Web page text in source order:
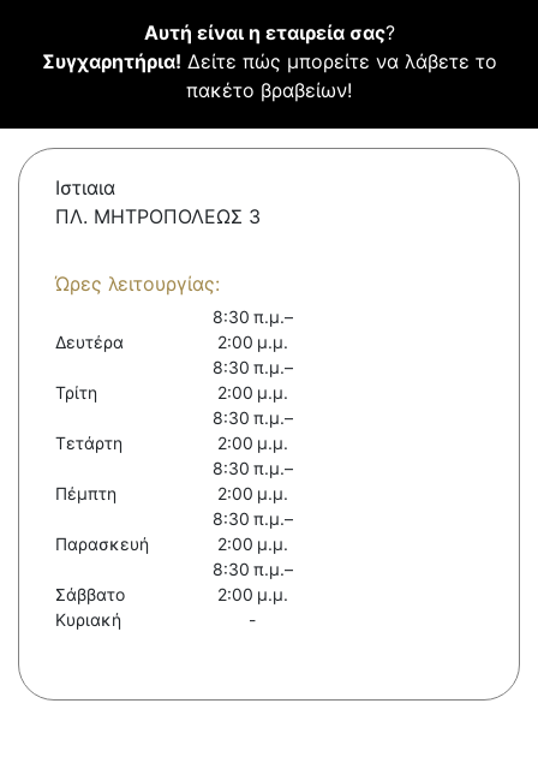
Αυτή είναι η εταιρεία σας?
Συγχαρητήρια! Δείτε πώς μπορείτε να λάβετε το
πακέτο βραβείων!
Ιστιαια
ΠΛ. ΜΗΤΡΟΠΟΛΕΩΣ 3
Ώρες λειτουργίας:
Δευτέρα
8:30 π.μ.–
2:00 μ.μ.
Τρίτη
8:30 π.μ.–
2:00 μ.μ.
Τετάρτη
8:30 π.μ.–
2:00 μ.μ.
Πέμπτη
8:30 π.μ.–
2:00 μ.μ.
Παρασκευή
8:30 π.μ.–
2:00 μ.μ.
Σάββατο
8:30 π.μ.–
2:00 μ.μ.
Κυριακή
-